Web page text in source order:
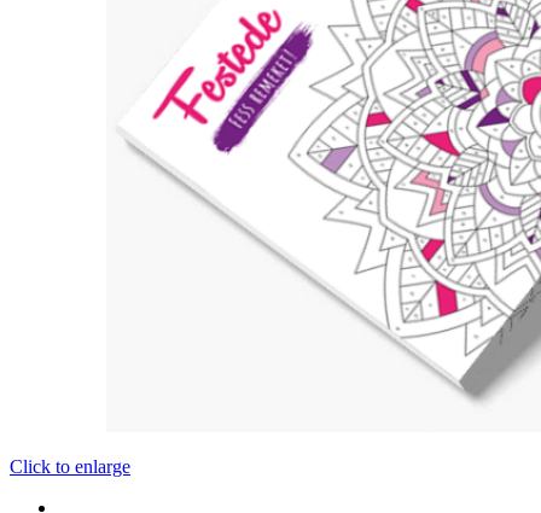
Click to enlarge